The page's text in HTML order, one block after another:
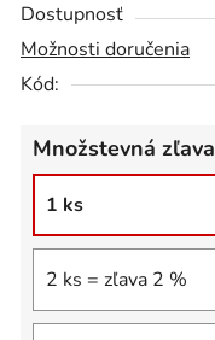
produktu
je
0,0
hviezdičiek.
Dostupnosť
Možnosti doručenia
Kód:
Množstevná zľava
1 ks
2 ks = zľava 2 %